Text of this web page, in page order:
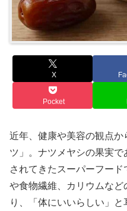
X
Pocket
近年、健康や美容の観点
ツ」。ナツメヤシの果実
されてきたスーパーフー
や食物繊維、カリウムな
り、「体にいいらしい」